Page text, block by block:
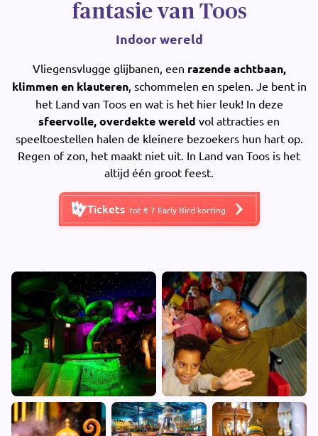
fantasie van Toos
Indoor wereld
Vliegensvlugge glijbanen, een razende achtbaan,
klimmen en klauteren, schommelen en spelen. Je bent in
het Land van Toos en wat is het hier leuk! In deze
sfeervolle, overdekte wereld vol attracties en
speeltoestellen halen de kleinere bezoekers hun hart op.
Regen of zon, het maakt niet uit. In Land van Toos is het
altijd één groot feest.
Tickets tot € 7 Early Bird korting